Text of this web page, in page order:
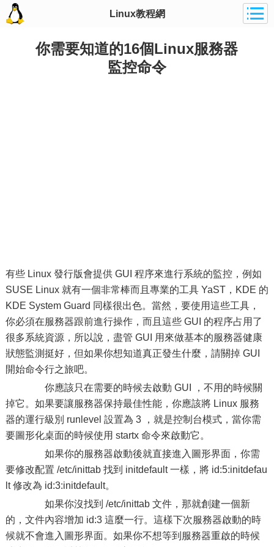
Linux教程網
你需要知道的16個Linux服務器
監控命令
有些 Linux 發行版會提供 GUI 程序來進行系統的監控，例如
SUSE Linux 就有一個非常棒而且專業的工具 YaST，KDE 的
KDE System Guard 同樣很出色。當然，要使用這些工具，
你必須在服務器跟前進行操作，而且這些 GUI 的程序占用了
很多系統資源，所以說，盡管 GUI 用來做基本的服務器健康
狀態監測挺好，但如果你想知道真正發生什麼，請關掉 GUI
開始命令行之旅吧。
你應該只在需要的時候去啟動 GUI ，不用的時候關
掉它。如果要讓服務器保持最佳性能，你應該將 Linux 服務
器的運行級別 runlevel 設置為 3 ，就是控制台模式，當你需
要圖形化桌面的時候使用 startx 命令來啟動它。
如果你的服務器啟動後就直接進入圖形界面，你需
要修改配置 /etc/inittab 找到 initdefault 一樣，將 id:5:initdefau
lt 修改為 id:3:initdefault。
如果你沒找到 /etc/inittab 文件，那就創建一個新
的，文件內容增加 id:3 這麼一行。這樣下次服務器啟動的時
候就不會進入圖形界面。如果你不想等到服務器重啟的時候